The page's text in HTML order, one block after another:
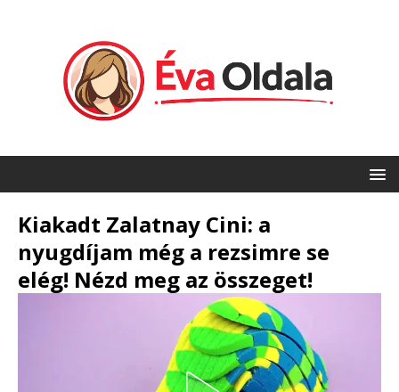
Kiakadt Zalatnay Cini: a
nyugdíjam még a rezsimre se
elég! Nézd meg az összeget!